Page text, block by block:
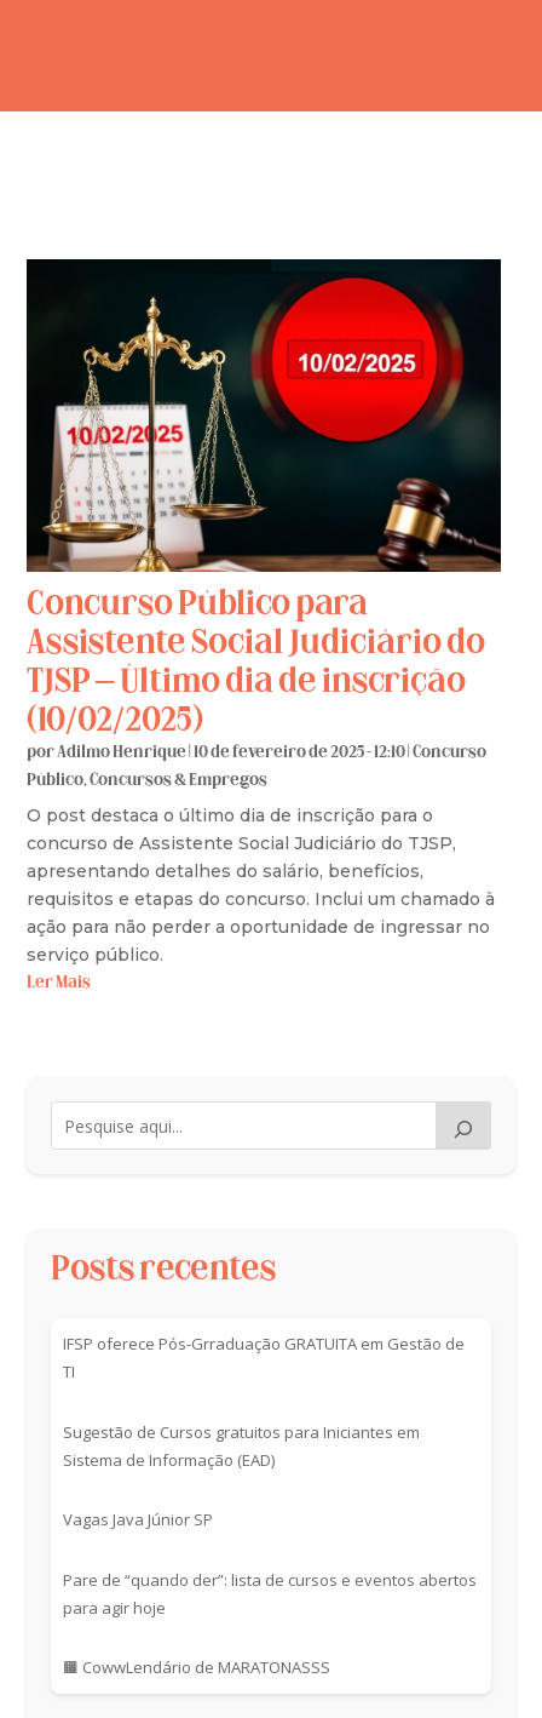
Concurso Público para
Assistente Social Judiciário do
TJSP – Último dia de inscrição
(10/02/2025)
porAdilmo Henrique 10 de fevereiro de 2025 - 12:10 |Concurso
Público,Concursos & Empregos
O post destaca o último dia de inscrição para o
concurso de Assistente Social Judiciário do TJSP,
apresentando detalhes do salário, benefícios,
requisitos e etapas do concurso. Inclui um chamado à
ação para não perder a oportunidade de ingressar no
serviço público.
Ler Mais
Posts recentes
IFSP oferece Pós-Grraduação GRATUITA em Gestão de
TI
Sugestão de Cursos gratuitos para Iniciantes em
Sistema de Informação (EAD)
Vagas Java Júnior SP
Pare de “quando der”: lista de cursos e eventos abertos
para agir hoje
🟧 CowwLendário de MARATONASSS